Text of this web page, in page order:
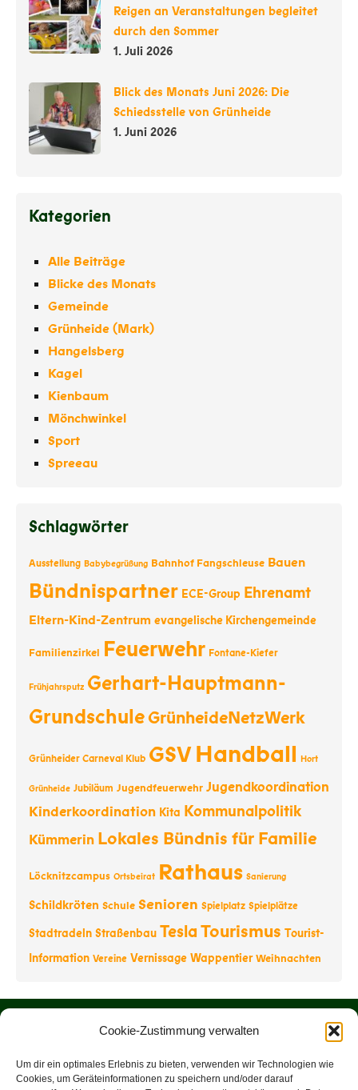
Cookie-Zustimmung verwalten
Um dir ein optimales Erlebnis zu bieten, verwenden wir Technologien wie
Cookies, um Geräteinformationen zu speichern und/oder darauf
Reigen an Veranstaltungen begleitet
durch den Sommer
1. Juli 2026
Blick des Monats Juni 2026: Die
Schiedsstelle von Grünheide
1. Juni 2026
Kategorien
Alle Beiträge
Blicke des Monats
Gemeinde
Grünheide (Mark)
Hangelsberg
Kagel
Kienbaum
Mönchwinkel
Sport
Spreeau
Schlagwörter
Ausstellung Babybegrüßung Bahnhof Fangschleuse Bauen
Bündnispartner ECE-Group Ehrenamt
Eltern-Kind-Zentrum evangelische Kirchengemeinde
Familienzirkel Feuerwehr Fontane-Kiefer
Frühjahrsputz Gerhart-Hauptmann-
GrundschuleGrünheideNetzWerk
Grünheider Carneval Klub GSVHandball Hort
Grünheide Jubiläum Jugendfeuerwehr Jugendkoordination
Kinderkoordination Kita Kommunalpolitik
Kümmerin Lokales Bündnis für Familie
Löcknitzcampus Ortsbeirat Rathaus Sanierung
Schildkröten Schule Senioren Spielplatz Spielplätze
Stadtradeln Straßenbau TeslaTourismus Tourist-
Information Vereine Vernissage Wappentier Weihnachten
Über uns